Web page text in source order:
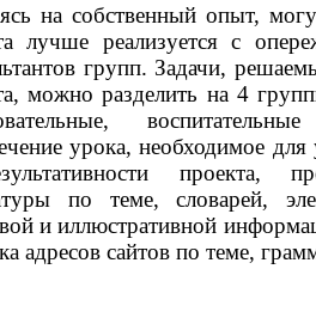
на собственный опыт,
лучше реализуется с
групп. Задачи,
можно разделить на 4
урока, необходимое
проекта,
по теме, словарей,
и иллюстративной
адресов сайтов по теме,